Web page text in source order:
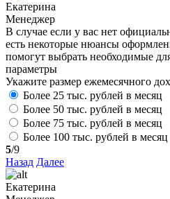
Екатерина
Менеджер
В случае если у вас нет
есть некоторые нюансы
помогут выбрать необходимые
параметры
Укажите размер ежемесячного
Более 25 тыс. рублей в месяц
Более 50 тыс. рублей в месяц
Более 75 тыс. рублей в месяц
Более 100 тыс. рублей в месяц
5/9
Назад Далее
Екатерина